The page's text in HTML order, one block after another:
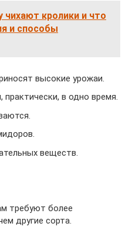
чихают кролики и что
и способы
высокие урожаи.
в одно время.
веществ.
требуют более
другие сорта.